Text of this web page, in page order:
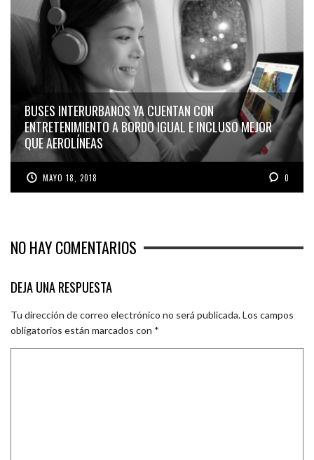
BUSES INTERURBANOS YA CUENTAN CON
ENTRETENIMIENTO A BORDO IGUAL E INCLUSO MEJOR
QUE AEROLÍNEAS
MAYO 18, 2018 0
NO HAY COMENTARIOS
DEJA UNA RESPUESTA
Tu dirección de correo electrónico no será publicada.Los campos
obligatorios están marcados con *